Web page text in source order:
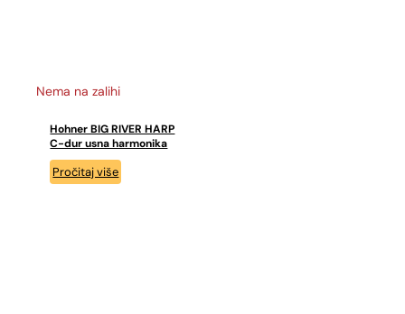
Nema na zalihi
Hohner BIG RIVER HARP
C-dur usna harmonika
Pročitaj više